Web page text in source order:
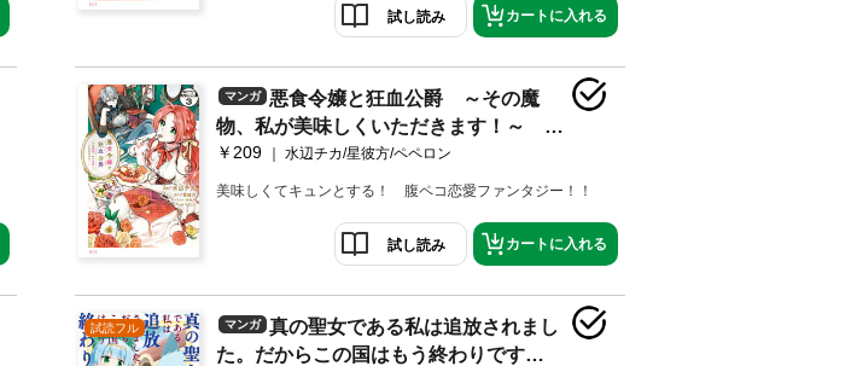
試し読み カートに入れる
マンガ
悪食令嬢と狂血公爵 ～その魔
物、私が美味しくいただきます！～ 分
冊版（３）
￥209 水辺チカ/星彼方/ペペロン
美味しくてキュンとする！ 腹ペコ恋愛ファンタジー！！
試し読み カートに入れる
試読フル マンガ
真の聖女である私は追放されまし
た。だからこの国はもう終わりです